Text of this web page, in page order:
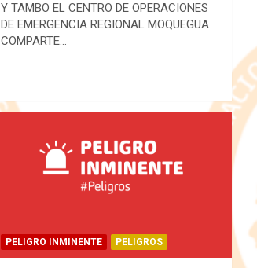
Y TAMBO EL CENTRO DE OPERACIONES
DE EMERGENCIA REGIONAL MOQUEGUA
COMPARTE…
PELIGRO INMINENTE PELIGROS